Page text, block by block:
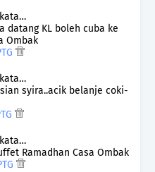
datang KL boleh cuba ke
Ombak
syira..acik belanje coki-
Ramadhan Casa Ombak